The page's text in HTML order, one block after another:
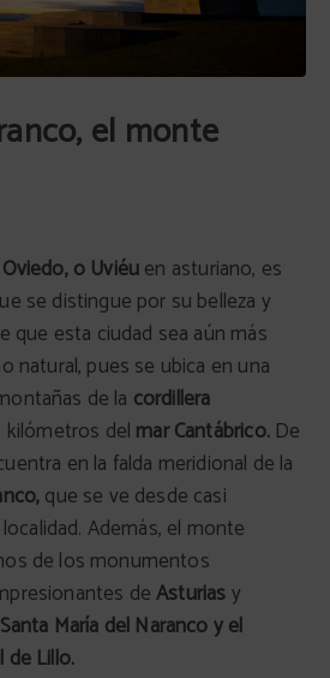
el monte
Oviedo, o Uviéuen asturiano, es
se distingue por su belleza y
que esta ciudad sea aún más
natural, pues se ubica en una
de la cordillera
del mar Cantábrico.De
en la falda meridional de la
que se ve desde casi
Además, el monte
de los monumentos
deAsturiasy
María del Naranco y el
de Lillo.